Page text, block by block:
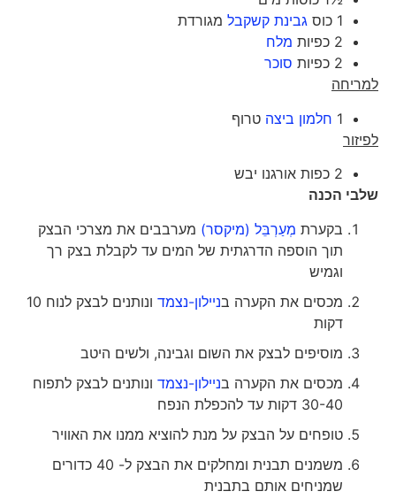
1 כוס
גבינת קשקבלמגורדת
2 כפיות
מלח
2 כפיות
סוכר
למריחה
1
חלמון ביצהטרוף
לפיזור
2 כפות אורגנו יבש
שלבי הכנה
בקערתמְעַרְבֵּל (מיקסר)מערבבים את מצרכי הבצק
תוך הוספה הדרגתית של המים עד לקבלת בצק רך
וגמיש
מכסים את הקערה בניילון-נצמד
ונותנים לבצק לנוח 10
דקות
מוסיפים לבצק את השום וגבינה, ולשים היטב
מכסים את הקערה בניילון-נצמדונותנים לבצק לתפוח
30-40 דקות עד להכפלת הנפח
טופחים על הבצק על מנת להוציא ממנו את האוויר
משמנים תבנית ומחלקים את הבצק ל- 40 כדורים
שמניחים אותם בתבנית